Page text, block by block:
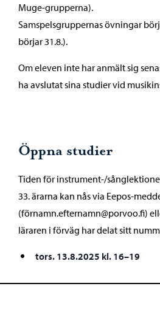
Muge-grupperna).
Samspelsgruppernas övningar
börjar 31.8.).
Om eleven inte har anmält sig
ha avslutat sina studier vid
Öppna studier
Tiden för instrument-/
33. ärarna kan nås via Eepos-
(förnamn.efternamn@porvoo.fi)
läraren i förväg har delat sitt
tors. 13.8.2025 kl. 16–19